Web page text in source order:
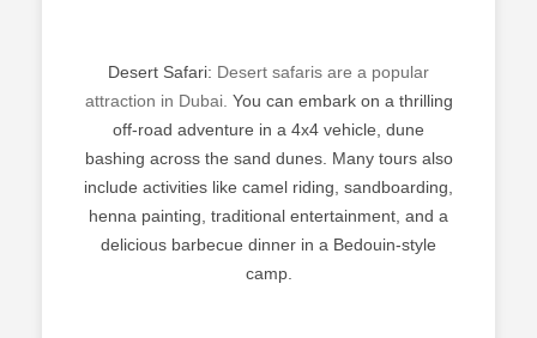
Desert Safari: Desert safaris are a popular
attraction in Dubai. You can embark on a thrilling
off-road adventure in a 4x4 vehicle, dune
bashing across the sand dunes. Many tours also
include activities like camel riding, sandboarding,
henna painting, traditional entertainment, and a
delicious barbecue dinner in a Bedouin-style
camp.